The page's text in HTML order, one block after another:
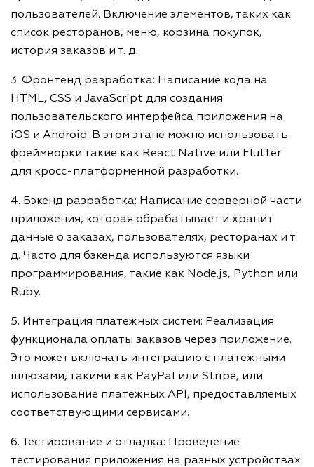
пользователей. Включение элементов, таких как
список ресторанов, меню, корзина покупок,
история заказов и т. д.
3. Фронтенд разработка: Написание кода на
HTML, CSS и JavaScript для создания
пользовательского интерфейса приложения на
iOS и Android. В этом этапе можно использовать
фреймворки такие как React Native или Flutter
для кросс-платформенной разработки.
4. Бэкенд разработка: Написание серверной части
приложения, которая обрабатывает и хранит
данные о заказах, пользователях, ресторанах и т.
д. Часто для бэкенда используются языки
программирования, такие как Node.js, Python или
Ruby.
5. Интеграция платежных систем: Реализация
функционала оплаты заказов через приложение.
Это может включать интеграцию с платежными
шлюзами, такими как PayPal или Stripe, или
использование платежных API, предоставляемых
соответствующими сервисами.
6. Тестирование и отладка: Проведение
тестирования приложения на разных устройствах